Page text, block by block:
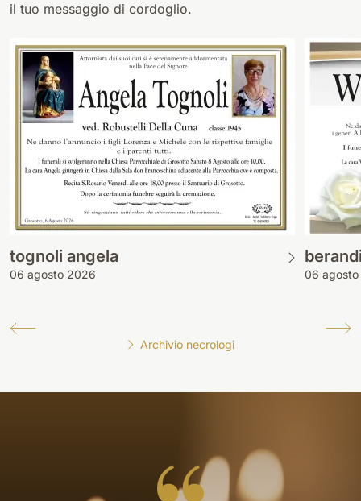
il tuo messaggio di cordoglio.
tognoli angela
06 agosto 2026 06
Archivio necrologi